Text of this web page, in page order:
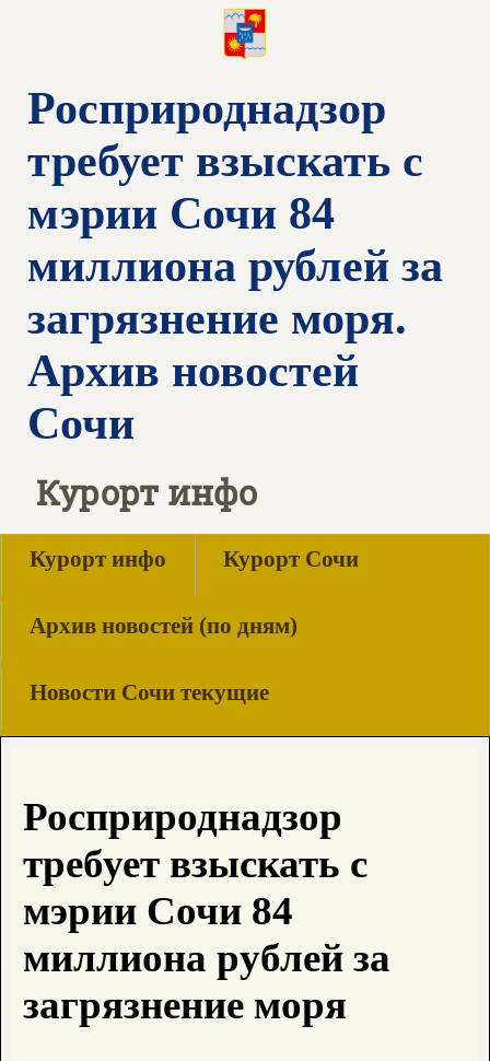
Росприроднадзор
требует взыскать с
мэрии Сочи 84
миллиона рублей за
загрязнение моря.
Архив новостей
Сочи
Курорт инфо
Курорт инфо Курорт Сочи
Архив новостей (по дням)
Новости Сочи текущие
Росприроднадзор
требует взыскать с
мэрии Сочи 84
миллиона рублей за
загрязнение моря